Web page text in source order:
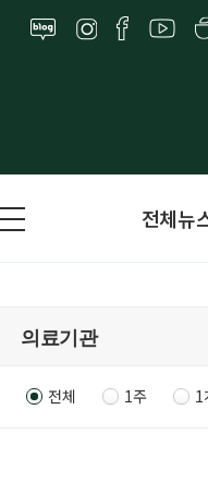
전체뉴
전체 1주 1